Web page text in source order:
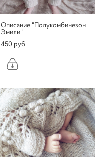
Описание "Полукомбинезон
Эмили"
450 pуб.